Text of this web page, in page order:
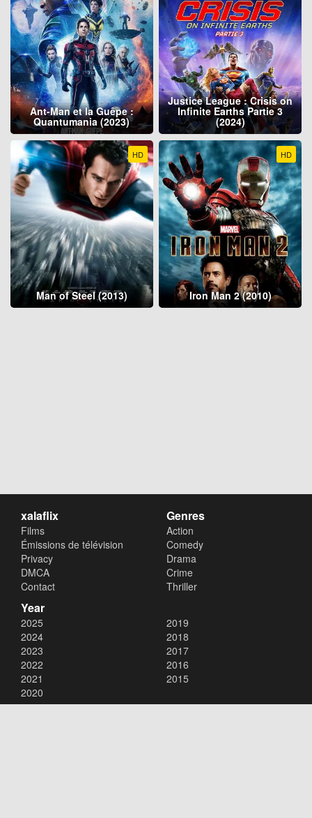
Ant-Man et la Guêpe :
Quantumania (2023)
Justice League : Crisis on
Infinite Earths Partie 3
(2024)
HD
Man of Steel (2013)
HD
Iron Man 2 (2010)
xalaflix
Films
Émissions de télévision
Privacy
DMCA
Contact
Genres
Action
Comedy
Drama
Crime
Thriller
Year
2025
2024
2023
2022
2021
2020
2019
2018
2017
2016
2015